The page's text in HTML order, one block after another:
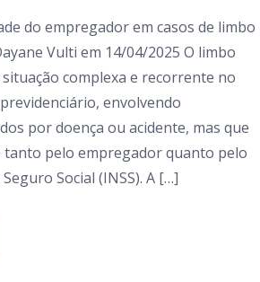
do empregador em casos de limbo
Vulti em 14/04/2025 O limbo
complexa e recorrente no
envolvendo
por doença ou acidente, mas que
tanto pelo empregador quanto pelo
Social (INSS). A […]